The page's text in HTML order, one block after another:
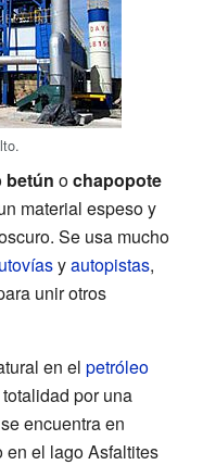
betún ochapopote
material espeso y
Se usa mucho
yautopistas,
unir otros
en el petróleo
por una
encuentra en
en el lago Asfaltites